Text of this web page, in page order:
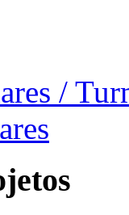
/